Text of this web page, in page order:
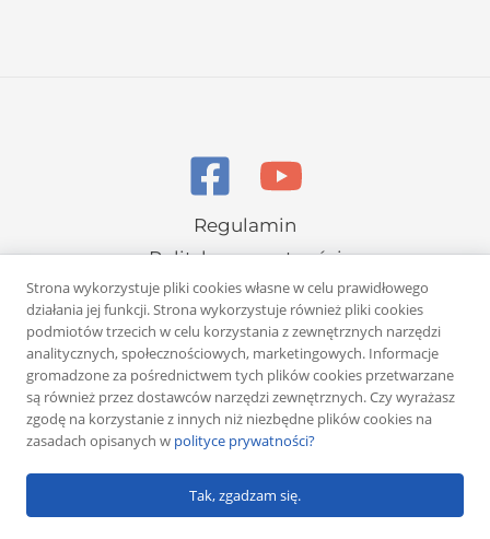
Regulamin
Polityka prywatności
Copyright © 2026 Rafał Żuber
Powered by
Klub eMarketera
Strona wykorzystuje pliki cookies własne w celu prawidłowego
działania jej funkcji. Strona wykorzystuje również pliki cookies
podmiotów trzecich w celu korzystania z zewnętrznych narzędzi
analitycznych, społecznościowych, marketingowych. Informacje
gromadzone za pośrednictwem tych plików cookies przetwarzane
są również przez dostawców narzędzi zewnętrznych. Czy wyrażasz
zgodę na korzystanie z innych niż niezbędne plików cookies na
zasadach opisanych w polityce prywatności?
Tak, zgadzam się.